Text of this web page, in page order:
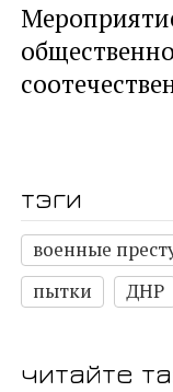
тэги
военные
пытки
ДНР
читайте